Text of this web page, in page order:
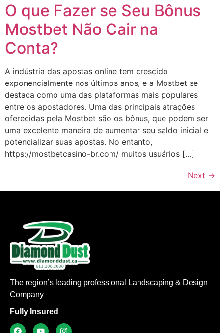
O que Fazer se Seu Bônus
Mostbet Não Cair na
Conta?
A indústria das apostas online tem crescido
exponencialmente nos últimos anos, e a Mostbet se
destaca como uma das plataformas mais populares
entre os apostadores. Uma das principais atrações
oferecidas pela Mostbet são os bônus, que podem ser
uma excelente maneira de aumentar seu saldo inicial e
potencializar suas apostas. No entanto,
https://mostbetcasino-br.com/ muitos usuários […]
Next →
The region’s leading professional Landscaping & Design
Company
Fully Insured